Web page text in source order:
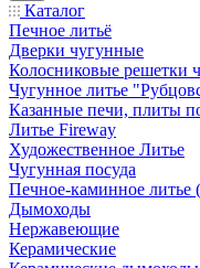
Каталог
Печное литьё
Дверки чугунные
Колосниковые решетки
Чугунное литье
Казанные печи, плиты
Литье Fireway
Художественное Литье
Чугунная посуда
Печное-каминное литье
Дымоходы
Нержавеющие
Керамические